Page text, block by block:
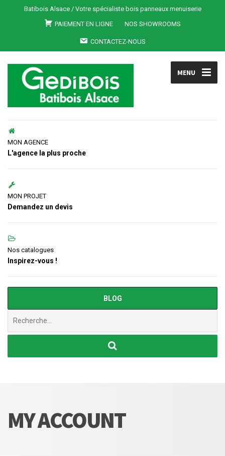
Batibois Alsace / Votre spécialiste bois panneaux menuiserie
PAIEMENT EN LIGNE
NOS SHOWROOMS
CONTACTEZ-NOUS
MENU
MON AGENCE
L'agence la plus proche
MON PROJET
Demandez un devis
Nos catalogues
Inspirez-vous !
BLOG
MY ACCOUNT